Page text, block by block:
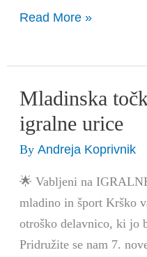
Read More »
Mladinska
igralne urice
ByAndreja Koprivnik
🌟 Vabljeni na
mladino in šport Krško
otroško delavnico, ki jo
Pridružite se nam 7.
Mladinska
točka
Veliki
Kamen:
igralne
urice